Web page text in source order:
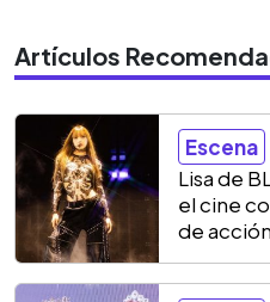
Artículos
Escena
Lisa de
el cine
de